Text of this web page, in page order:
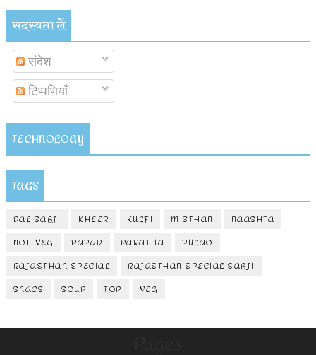
सदस्यता लें
संदेश
टिप्पणियाँ
TECHNOLOGY
TAGS
DAL SABJI KHEER KULFI MISTHAN
NAASHTA
NON VEG
PAPAD PARATHA
PULAO
RAJASTHAN SPECIAL
RAJASTHAN SPECIAL SABJI
SNACS
SOUP TOP VEG